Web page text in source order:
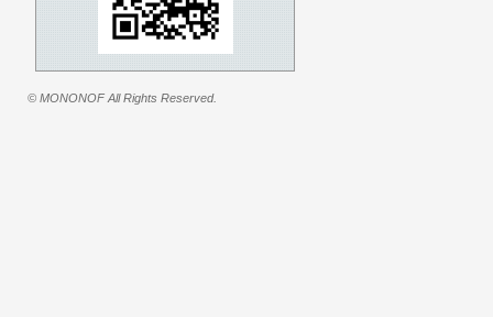
© MONONOF All Rights Reserved.